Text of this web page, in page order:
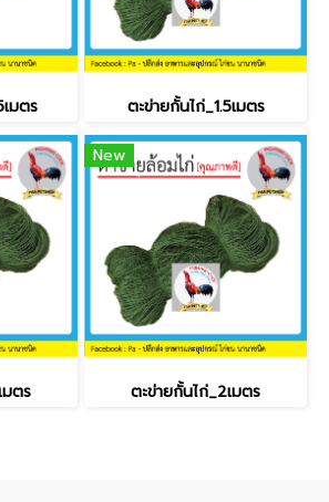
มตร ตะข่ายกั้นไก่_1.5เมตร
มตร
New
ตะข่ายกั้นไก่_2เมตร